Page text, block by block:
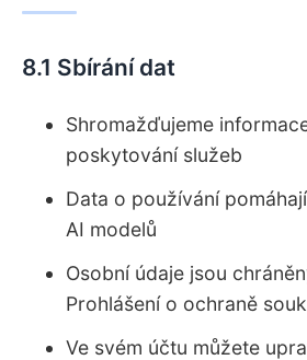
8.1 Sbírání dat
Shromažďujeme
poskytování služeb
Data o používání
AI modelů
Osobní údaje jsou
Prohlášení o ochraně
Ve svém účtu můžete